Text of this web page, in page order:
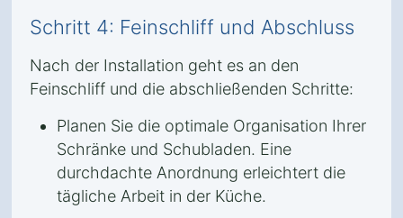
Schritt 4: Feinschliff und Abschluss
Nach der Installation geht es an den
Feinschliff und die abschließenden Schritte:
Planen Sie die optimale Organisation Ihrer
Schränke und Schubladen. Eine
durchdachte Anordnung erleichtert die
tägliche Arbeit in der Küche.